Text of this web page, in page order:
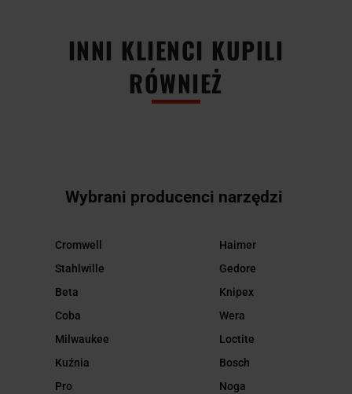
INNI KLIENCI KUPILI
RÓWNIEŻ
Wybrani producenci narzędzi
Cromwell
Stahlwille
Beta
Coba
Milwaukee
Kuźnia
Pro
Haimer
Gedore
Knipex
Wera
Loctite
Bosch
Noga